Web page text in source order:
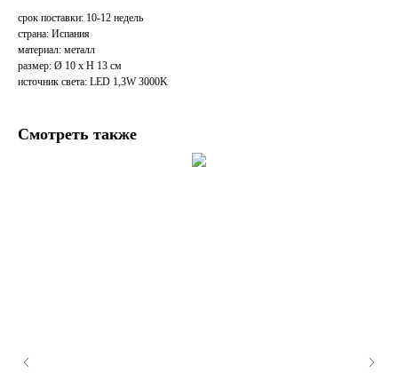
срок поставки: 10-12 недель
страна: Испания
материал: металл
размер: Ø 10 x H 13 см
источник света: LED 1,3W 3000K
Смотреть также